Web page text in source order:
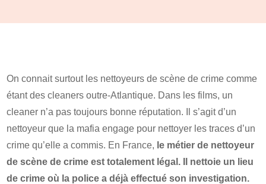
On connait surtout les nettoyeurs de scène de crime comme
étant des cleaners outre-Atlantique. Dans les films, un
cleaner n’a pas toujours bonne réputation. Il s’agit d’un
nettoyeur que la mafia engage pour nettoyer les traces d’un
crime qu’elle a commis. En France, le métier de nettoyeur
de scène de crime est totalement légal.
Il nettoie un lieu
de crime où la police a déjà effectué son investigation.